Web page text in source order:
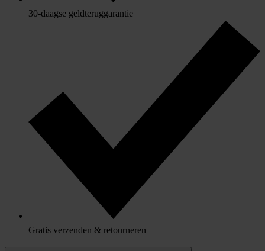
30-daagse geldteruggarantie
Gratis verzenden & retourneren